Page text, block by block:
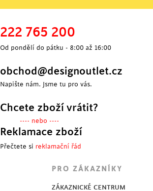
222 765 200
Od pondělí do pátku - 8:00 až 16:00
obchod@designoutlet.cz
Napište nám. Jsme tu pro vás.
Chcete zboží vrátit?
---- nebo ----
Reklamace zboží
Přečtete si reklamační řád
PRO ZÁKAZNÍKY
ZÁKAZNICKÉ CENTRUM